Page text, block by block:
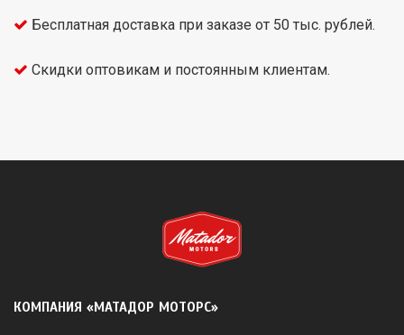
Бесплатная доставка при заказе от 50 тыс. рублей.
Скидки оптовикам и постоянным клиентам.
КОМПАНИЯ «МАТАДОР МОТОРС»